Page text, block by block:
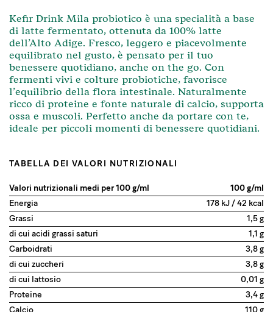
Kefir Drink Mila probiotico è una specialità a base
di latte fermentato, ottenuta da 100% latte
dell’Alto Adige. Fresco, leggero e piacevolmente
equilibrato nel gusto, è pensato per il tuo
benessere quotidiano, anche on the go. Con
fermenti vivi e colture probiotiche, favorisce
l’equilibrio della flora intestinale. Naturalmente
ricco di proteine e fonte naturale di calcio, supporta
ossa e muscoli. Perfetto anche da portare con te,
ideale per piccoli momenti di benessere quotidiani.
TABELLA DEI VALORI NUTRIZIONALI
Valori nutrizionali medi per 100 g/ml
100 g/ml
Energia
178 kJ / 42 kcal
Grassi
1,5 g
di cui acidi grassi saturi
1,1 g
Carboidrati
3,8 g
di cui zuccheri
3,8 g
di cui lattosio
0,01 g
Proteine
3,4 g
Calcio
110 g